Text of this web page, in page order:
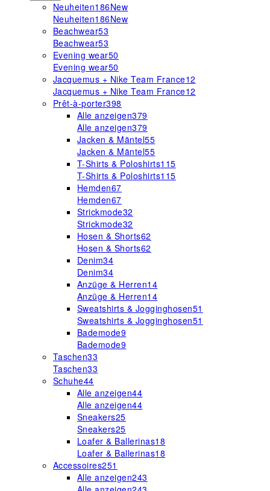
Neuheiten186New
Neuheiten186New
Beachwear53
Beachwear53
Evening wear50
Evening wear50
Jacquemus + Nike Team France12
Jacquemus + Nike Team France12
Prêt-à-porter398
Alle anzeigen379
Alle anzeigen379
Jacken & Mäntel55
Jacken & Mäntel55
T-Shirts & Poloshirts115
T-Shirts & Poloshirts115
Hemden67
Hemden67
Strickmode32
Strickmode32
Hosen & Shorts62
Hosen & Shorts62
Denim34
Denim34
Anzüge & Herren14
Anzüge & Herren14
Sweatshirts & Jogginghosen51
Sweatshirts & Jogginghosen51
Bademode9
Bademode9
Taschen33
Taschen33
Schuhe44
Alle anzeigen44
Alle anzeigen44
Sneakers25
Sneakers25
Loafer & Ballerinas18
Loafer & Ballerinas18
Accessoires251
Alle anzeigen243